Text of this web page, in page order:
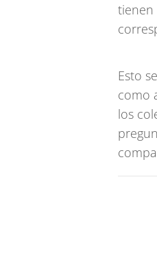
tienen
Esto
como
los